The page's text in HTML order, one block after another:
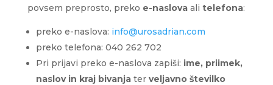
povsem preprosto, preko e-naslovaali telefona:
preko e-naslova: info@urosadrian.com
preko telefona: 040 262 702
Pri prijavi preko e-naslova zapiši: ime, priimek,
naslov in kraj bivanjater veljavno številko